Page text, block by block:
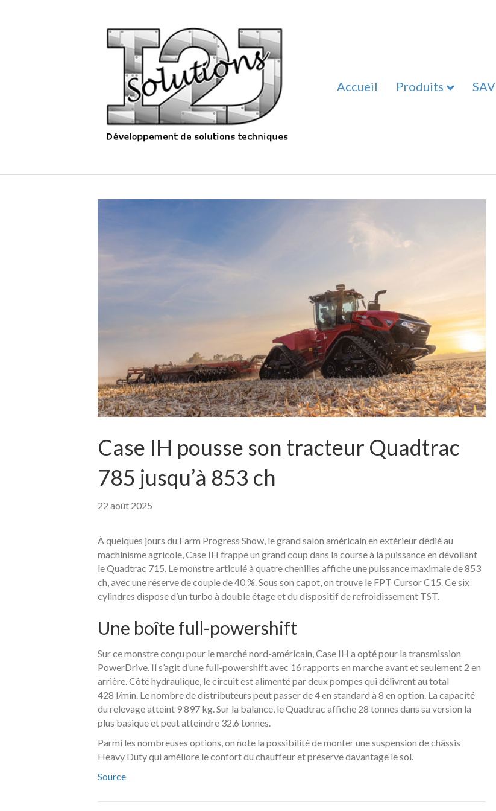
Accueil Produits SAV
Case IH pousse son tracteur Quadtrac
785 jusqu’à 853 ch
22 août 2025
À quelques jours du Farm Progress Show, le grand salon américain en extérieur dédié au
machinisme agricole, Case IH frappe un grand coup dans la course à la puissance en dévoilant
le Quadtrac 715. Le monstre articulé à quatre chenilles affiche une puissance maximale de 853
ch, avec une réserve de couple de 40 %. Sous son capot, on trouve le FPT Cursor C15. Ce six
cylindres dispose d’un turbo à double étage et du dispositif de refroidissement TST.
Une boîte full-powershift
Sur ce monstre conçu pour le marché nord-américain, Case IH a opté pour la transmission
PowerDrive. Il s’agit d’une full-powershift avec 16 rapports en marche avant et seulement 2 en
arrière. Côté hydraulique, le circuit est alimenté par deux pompes qui délivrent au total
428 l/min. Le nombre de distributeurs peut passer de 4 en standard à 8 en option. La capacité
du relevage atteint 9 897 kg. Sur la balance, le Quadtrac affiche 28 tonnes dans sa version la
plus basique et peut atteindre 32,6 tonnes.
Parmi les nombreuses options, on note la possibilité de monter une suspension de châssis
Heavy Duty qui améliore le confort du chauffeur et préserve davantage le sol.
Source